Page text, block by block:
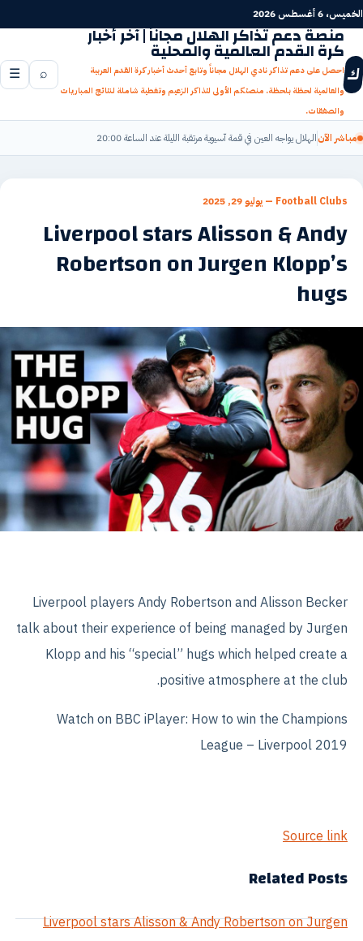
تجاوز
إلى
المحتوى
الخميس، 6 أغسطس 2026
ك
منصة دعم تذاكر الهلال مجاناً | آخر أخبار
كرة القدم العالمية والمحلية
احصل على دعم تذاكر نادي الهلال مجاناً وتابع أحدث أخبار كرة القدم العربية
والعالمية لحظة بلحظة. منصتكم الأولى لتذاكر الزعيم وتغطية شاملة لنتائج المباريات
والصفقات.
⌕
☰
مباشر الآنالهلال يواجه العين في قمة آسيوية مرتقبة الليلة عند الساعة 20:00
Football Clubs
— يوليو 29, 2025
Liverpool stars Alisson & Andy
Robertson on Jurgen Klopp’s
hugs
Liverpool players Andy Robertson and Alisson Becker
talk about their experience of being managed by Jurgen
Klopp and his “special” hugs which helped create a
positive atmosphere at the club.
Watch on BBC iPlayer: How to win the Champions
League – Liverpool 2019
Source link
Related Posts
Liverpool stars Alisson & Andy Robertson on Jurgen